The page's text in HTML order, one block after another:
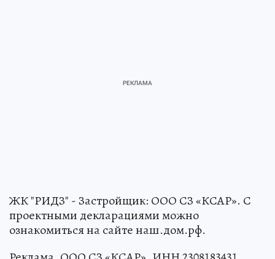
ЖК "РИДЗ" - Застройщик: ООО СЗ «КСАР». С
проектными декларациями можно
ознакомиться на сайте наш.дом.рф.